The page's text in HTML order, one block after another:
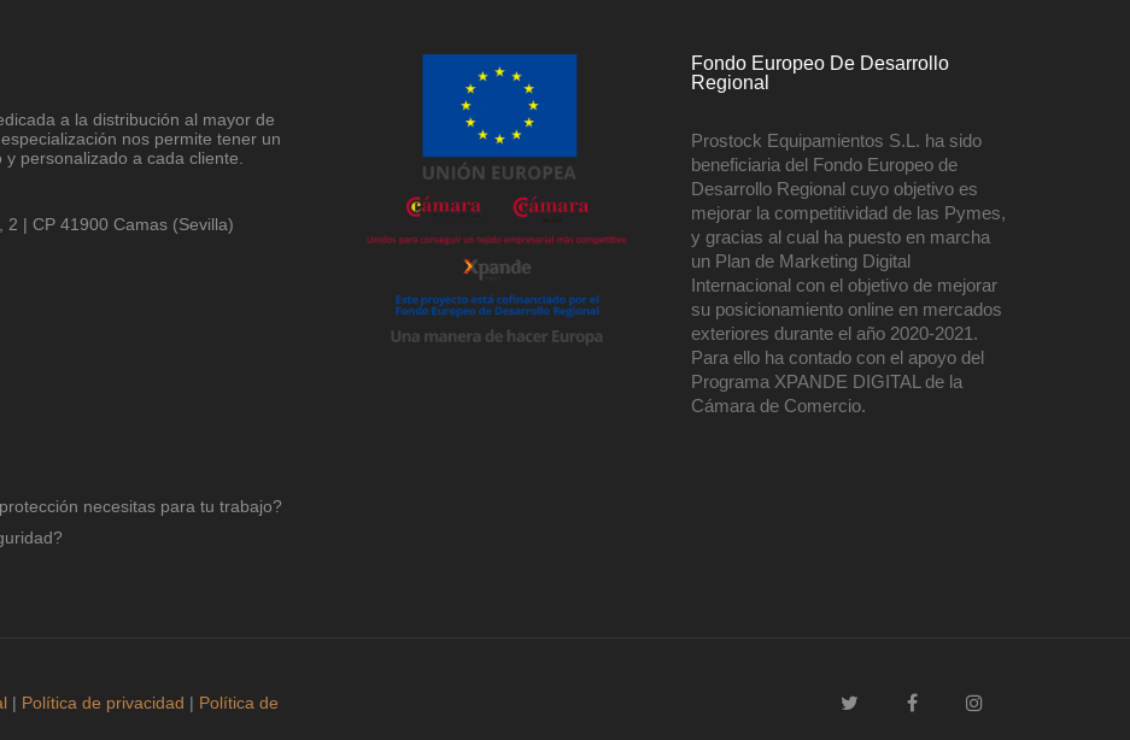
a la distribución al mayor de
nos permite tener un
personalizado a cada cliente.
| CP 41900 Camas (Sevilla)
necesitas para tu trabajo?
Fondo Europeo De Desarrollo
Regional
Prostock Equipamientos S.L. ha sido
beneficiaria del Fondo Europeo de
Desarrollo Regional cuyo objetivo es
mejorar la competitividad de las Pymes,
y gracias al cual ha puesto en marcha
un Plan de Marketing Digital
Internacional con el objetivo de mejorar
su posicionamiento online en mercados
exteriores durante el año 2020-2021.
Para ello ha contado con el apoyo del
Programa XPANDE DIGITAL de la
Cámara de Comercio.
| Política de privacidad | Política de